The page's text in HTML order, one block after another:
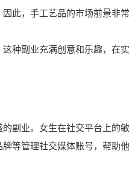
此，手工艺品的市场前景非
种副业充满创意和乐趣，在
副业。女生在社交平台上的
等管理社交媒体账号，帮助他